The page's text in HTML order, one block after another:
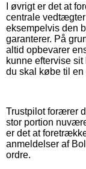
I øvrigt er det at
centrale
eksempelvis den
garanterer. På
altid opbevarer
kunne eftervise
du skal købe til en
Trustpilot forærer
stor portion
er det at
anmeldelser af
ordre.